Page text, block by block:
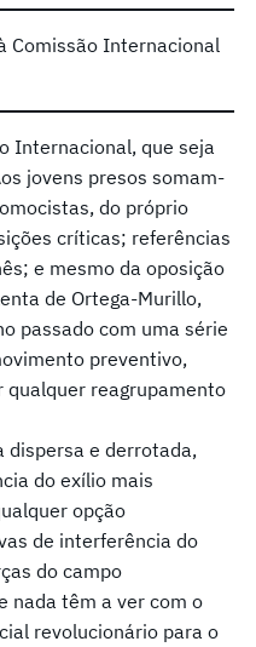
Comissão Internacional
Internacional, que seja
jovens presos somam-
do próprio
críticas; referências
e mesmo da oposição
de Ortega-Murillo,
passado com uma série
preventivo,
reagrupamento
dispersa e derrotada,
do exílio mais
opção
de interferência do
do campo
nada têm a ver com o
revolucionário para o